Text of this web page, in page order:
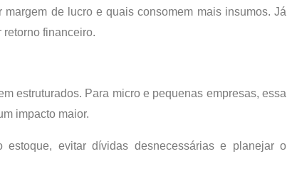
de lucro e quais consomem mais insumos. Já
financeiro.
estruturados. Para micro e pequenas empresas, essa
impacto maior.
estoque, evitar dívidas desnecessárias e planejar o